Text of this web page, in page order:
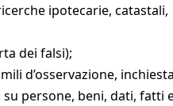
ipotecarie, catastali,
dei falsi);
d’osservazione,
persone, beni, dati, fatti